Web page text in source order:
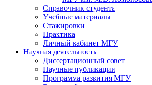
Справочник студента
Учебные материалы
Стажировки
Практика
Личный кабинет МГУ
Научная деятельность
Диссертационный совет
Научные публикации
Программа развития МГУ